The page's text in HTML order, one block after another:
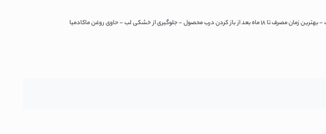
- جلوگیری از خشکی لب - حاوی روغن ماکادمیا